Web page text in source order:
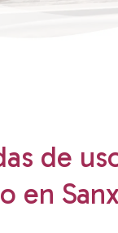
de
en